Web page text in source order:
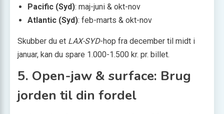
Pacific (Syd): maj-juni & okt-nov
Atlantic (Syd): feb-marts & okt-nov
Skubber du et LAX-SYD-hop fra december til midt i
januar, kan du spare 1.000-1.500 kr. pr. billet.
5. Open-jaw & surface: Brug
jorden til din fordel